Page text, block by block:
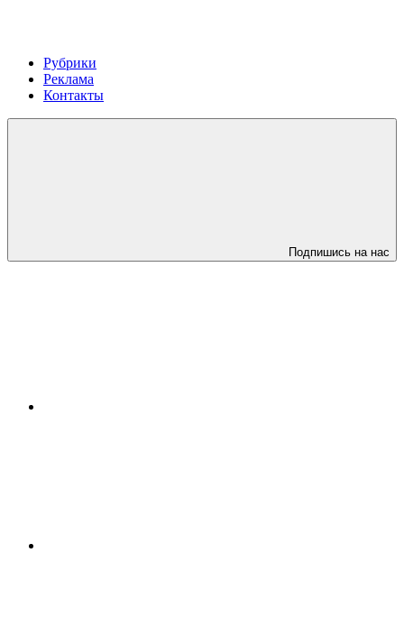
Рубрики
Реклама
Контакты
Подпишись на нас